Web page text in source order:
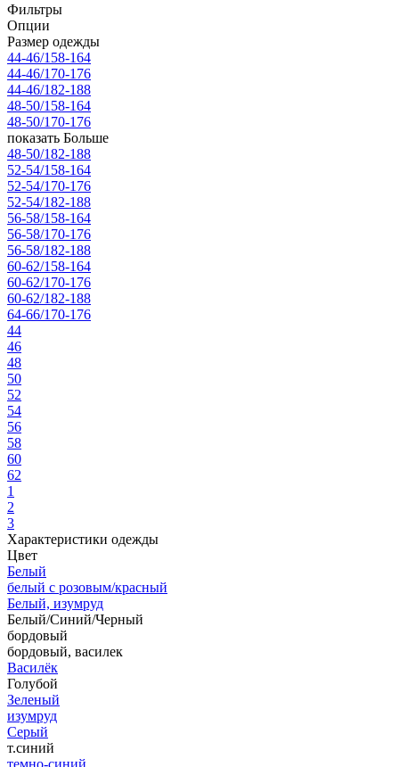
Фильтры
Опции
Размер одежды
44-46/158-164
44-46/170-176
44-46/182-188
48-50/158-164
48-50/170-176
показать Больше
48-50/182-188
52-54/158-164
52-54/170-176
52-54/182-188
56-58/158-164
56-58/170-176
56-58/182-188
60-62/158-164
60-62/170-176
60-62/182-188
64-66/170-176
44
46
48
50
52
54
56
58
60
62
1
2
3
Характеристики одежды
Цвет
Белый
белый с розовым/красный
Белый, изумруд
Белый/Синий/Черный
бордовый
бордовый, василек
Василёк
Голубой
Зеленый
изумруд
Серый
т.синий
темно-синий